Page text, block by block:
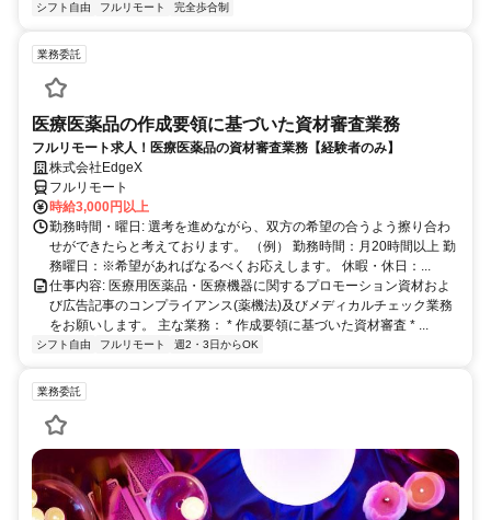
シフト自由 フルリモート 完全歩合制
業務委託
医療医薬品の作成要領に基づいた資材審査業務
フルリモート求人！医療医薬品の資材審査業務【経験者のみ】
株式会社EdgeX
フルリモート
時給3,000円以上
勤務時間・曜日: 選考を進めながら、双方の希望の合うよう擦り合わ
せができたらと考えております。 （例） 勤務時間：月20時間以上 勤
務曜日：※希望があればなるべくお応えします。 休暇・休日：...
仕事内容: 医療用医薬品・医療機器に関するプロモーション資材およ
び広告記事のコンプライアンス(薬機法)及びメディカルチェック業務
をお願いします。 主な業務： * 作成要領に基づいた資材審査 * ...
シフト自由 フルリモート 週2・3日からOK
業務委託